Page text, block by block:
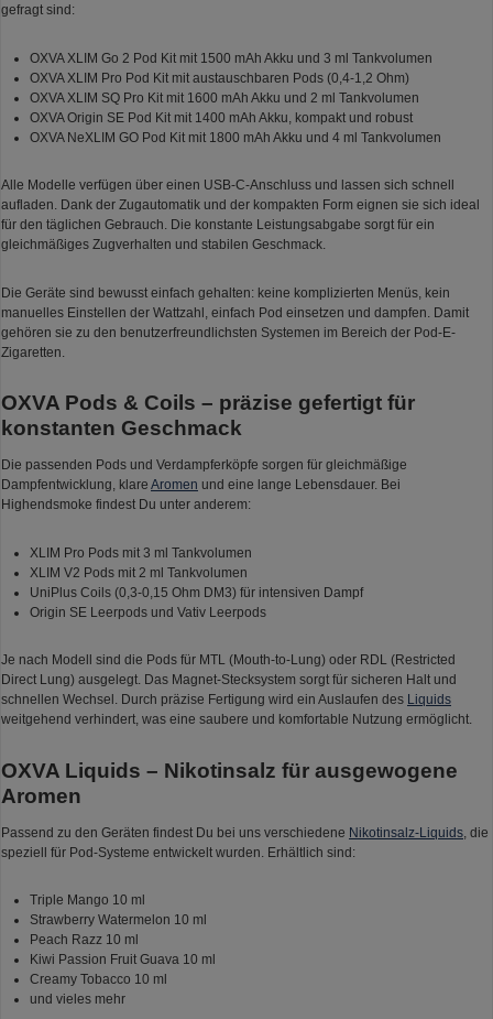
gefragt sind:
OXVA XLIM Go 2 Pod Kit mit 1500 mAh Akku und 3 ml Tankvolumen
OXVA XLIM Pro Pod Kit mit austauschbaren Pods (0,4-1,2 Ohm)
OXVA XLIM SQ Pro Kit mit 1600 mAh Akku und 2 ml Tankvolumen
OXVA Origin SE Pod Kit mit 1400 mAh Akku, kompakt und robust
OXVA NeXLIM GO Pod Kit mit 1800 mAh Akku und 4 ml Tankvolumen
Alle Modelle verfügen über einen USB-C-Anschluss und lassen sich schnell
aufladen. Dank der Zugautomatik und der kompakten Form eignen sie sich ideal
für den täglichen Gebrauch. Die konstante Leistungsabgabe sorgt für ein
gleichmäßiges Zugverhalten und stabilen Geschmack.
Die Geräte sind bewusst einfach gehalten: keine komplizierten Menüs, kein
manuelles Einstellen der Wattzahl, einfach Pod einsetzen und dampfen. Damit
gehören sie zu den benutzerfreundlichsten Systemen im Bereich der Pod-E-
Zigaretten.
OXVA Pods & Coils – präzise gefertigt für
konstanten Geschmack
Die passenden Pods und Verdampferköpfe sorgen für gleichmäßige
Dampfentwicklung, klare Aromen und eine lange Lebensdauer. Bei
Highendsmoke findest Du unter anderem:
XLIM Pro Pods mit 3 ml Tankvolumen
XLIM V2 Pods mit 2 ml Tankvolumen
UniPlus Coils (0,3-0,15 Ohm DM3) für intensiven Dampf
Origin SE Leerpods und Vativ Leerpods
Je nach Modell sind die Pods für MTL (Mouth-to-Lung) oder RDL (Restricted
Direct Lung) ausgelegt. Das Magnet-Stecksystem sorgt für sicheren Halt und
schnellen Wechsel. Durch präzise Fertigung wird ein Auslaufen des Liquids
weitgehend verhindert, was eine saubere und komfortable Nutzung ermöglicht.
OXVA Liquids – Nikotinsalz für ausgewogene
Aromen
Passend zu den Geräten findest Du bei uns verschiedene Nikotinsalz-Liquids , die
speziell für Pod-Systeme entwickelt wurden. Erhältlich sind:
Triple Mango 10 ml
Strawberry Watermelon 10 ml
Peach Razz 10 ml
Kiwi Passion Fruit Guava 10 ml
Creamy Tobacco 10 ml
und vieles mehr